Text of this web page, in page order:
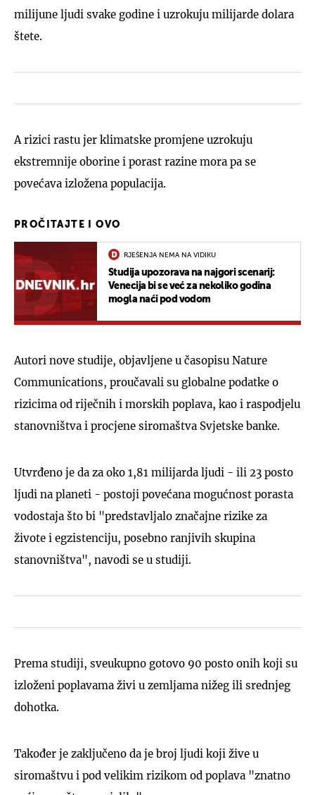
milijune ljudi svake godine i uzrokuju milijarde dolara
štete.
A rizici rastu jer klimatske promjene uzrokuju
ekstremnije oborine i porast razine mora pa se
povećava izložena populacija.
PROČITAJTE I OVO
RJEŠENJA NEMA NA VIDIKU
Studija upozorava na najgori scenarij:
Venecija bi se već za nekoliko godina
mogla naći pod vodom
Autori nove studije, objavljene u časopisu Nature
Communications, proučavali su globalne podatke o
rizicima od riječnih i morskih poplava, kao i raspodjelu
stanovništva i procjene siromaštva Svjetske banke.
Utvrđeno je da za oko 1,81 milijarda ljudi - ili 23 posto
ljudi na planeti - postoji povećana mogućnost porasta
vodostaja što bi "predstavljalo značajne rizike za
živote i egzistenciju, posebno ranjivih skupina
stanovništva", navodi se u studiji.
Prema studiji, sveukupno gotovo 90 posto onih koji su
izloženi poplavama živi u zemljama nižeg ili srednjeg
dohotka.
Također je zaključeno da je broj ljudi koji žive u
siromaštvu i pod velikim rizikom od poplava "znatno